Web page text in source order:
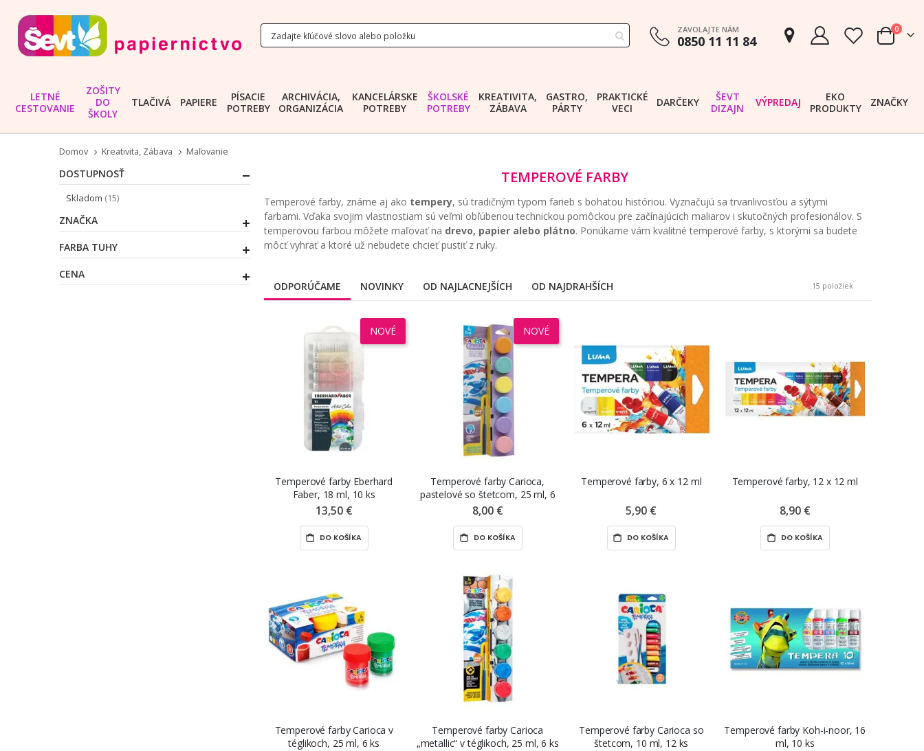
ZAVOLAJTE NÁM
0850 11 11 84 Cart
0
LETNÉ
CESTOVANIE
ZOŠITY
DO
ŠKOLY
TLAČIVÁ PAPIERE
PÍSACIE
POTREBY
ARCHIVÁCIA,
ORGANIZÁCIA
KANCELÁRSKE
POTREBY
ŠKOLSKÉ
POTREBY
KREATIVITA,
ZÁBAVA
GASTRO,
PÁRTY
PRAKTICKÉ
VECI
DARČEKY
ŠEVT
DIZAJN
VÝPREDAJ
EKO
PRODUKTY
ZNAČKY
Domov Kreativita, Zábava Maľovanie
TEMPEROVÉ FARBY
Temperové farby, známe aj ako tempery, sú tradičným typom farieb s bohatou históriou. Vyznačujú sa trvanlivosťou a sýtymi
farbami. Vďaka svojim vlastnostiam sú veľmi obľúbenou technickou pomôckou pre začínajúcich maliarov i skutočných profesionálov. S
temperovou farbou môžete maľovať na drevo, papier alebo plátno. Ponúkame vám kvalitné temperové farby, s ktorými sa budete
môcť vyhrať a ktoré už nebudete chcieť pustiť z ruky.
ODPORÚČAME NOVINKY OD NAJLACNEJŠÍCH OD NAJDRAHŠÍCH 15 položiek
NOVÉ
Temperové farby Eberhard
Faber, 18 ml, 10 ks
13,50 €
DO KOŠÍKA
NOVÉ
Temperové farby Carioca,
pastelové so štetcom, 25 ml, 6
ks
8,00 €
DO KOŠÍKA
Temperové farby, 6 x 12 ml
5,90 €
DO KOŠÍKA
Temperové farby, 12 x 12 ml
8,90 €
DO KOŠÍKA
Temperové farby Carioca v
téglikoch, 25 ml, 6 ks
Temperové farby Carioca
„metallic“ v téglikoch, 25 ml, 6 ks
Temperové farby Carioca so
štetcom, 10 ml, 12 ks
Temperové farby Koh-i-noor, 16
ml, 10 ks
DOSTUPNOSŤ
Skladom 15
položky
ZNAČKA
FARBA TUHY
CENA